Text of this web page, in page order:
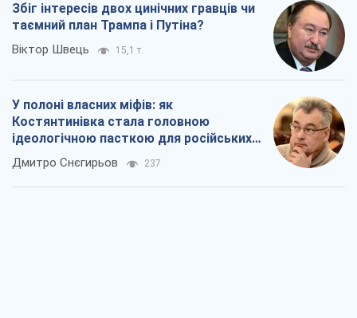
Збіг інтересів двох цинічних гравців чи
таємний план Трампа і Путіна?
Віктор Швець 15,1 т.
У полоні власних міфів: як
Костянтинівка стала головною
ідеологічною пасткою для російських
окупантів
Дмитро Снєгирьов 237